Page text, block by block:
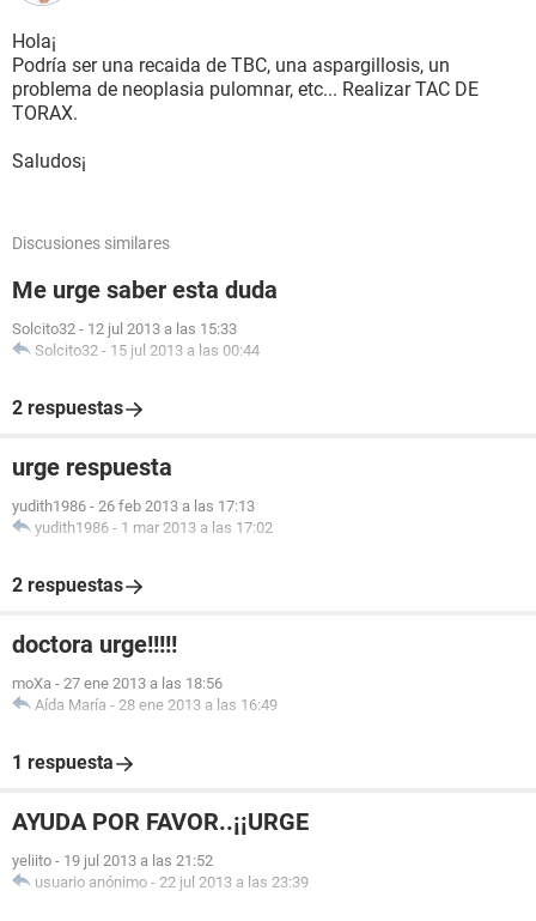
Hola¡
Podría ser una recaida de TBC, una aspargillosis, un
problema de neoplasia pulomnar, etc... Realizar TAC DE
TORAX.
Saludos¡
Discusiones similares
Me urge saber esta duda
Solcito32 - 12 jul 2013 a las 15:33
Solcito32 - 15 jul 2013 a las 00:44
2 respuestas
urge respuesta
yudith1986 - 26 feb 2013 a las 17:13
yudith1986 - 1 mar 2013 a las 17:02
2 respuestas
doctora urge!!!!!
moXa - 27 ene 2013 a las 18:56
Aída María - 28 ene 2013 a las 16:49
1 respuesta
AYUDA POR FAVOR..¡¡URGE
yeliito - 19 jul 2013 a las 21:52
usuario anónimo - 22 jul 2013 a las 23:39